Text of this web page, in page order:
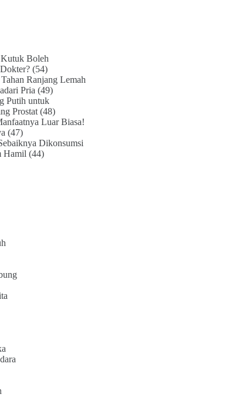
Boleh
(54)
Ranjang Lemah
Pria (49)
Putih untuk
Prostat (48)
Luar Biasa!
(47)
Dikonsumsi
Hamil (44)